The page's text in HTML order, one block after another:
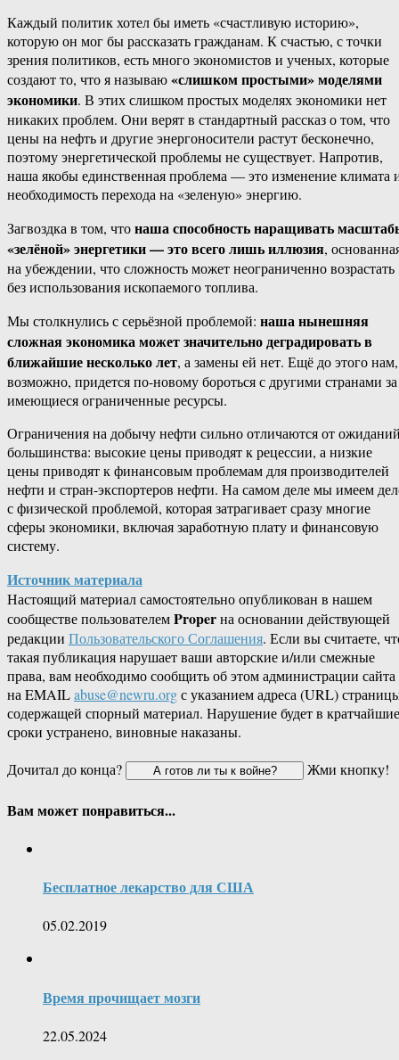
Каждый политик хотел бы иметь «счастливую историю»,
которую он мог бы рассказать гражданам. К счастью, с точки
зрения политиков, есть много экономистов и ученых, которые
создают то, что я называю«слишком простыми» моделями
экономики. В этих слишком простых моделях экономики нет
никаких проблем. Они верят в стандартный рассказ о том, что
цены на нефть и другие энергоносители растут бесконечно,
поэтому энергетической проблемы не существует. Напротив,
наша якобы единственная проблема — это изменение климата
необходимость перехода на «зеленую» энергию.
Загвоздка в том, чтонаша способность наращивать
«зелёной» энергетики — это всего лишь иллюзия,
на убеждении, что сложность может неограниченно возрастать
без использования ископаемого топлива.
Мы столкнулись с серьёзной проблемой: наша нынешняя
сложная экономика может значительно деградировать в
ближайшие несколько лет, а замены ей нет. Ещё до этого нам,
возможно, придется по-новому бороться с другими странами за
имеющиеся ограниченные ресурсы.
Ограничения на добычу нефти сильно отличаются от
большинства: высокие цены приводят к рецессии, а низкие
цены приводят к финансовым проблемам для производителей
нефти и стран-экспортеров нефти. На самом деле мы имеем
с физической проблемой, которая затрагивает сразу многие
сферы экономики, включая заработную плату и финансовую
систему.
Источник материала
Настоящий материал самостоятельно опубликован в нашем
сообществе пользователемProperна основании действующей
редакции Пользовательского Соглашения. Если вы считаете,
такая публикация нарушает ваши авторские и/или смежные
права, вам необходимо сообщить об этом администрации сайта
на EMAILabuse@newru.orgс указанием адреса (URL)
содержащей спорный материал. Нарушение будет в кратчайшие
сроки устранено, виновные наказаны.
Дочитал до конца?
Жми кнопку!
Вам может понравиться...
Бесплатное лекарство для США
05.02.2019
Время прочищает мозги
22.05.2024